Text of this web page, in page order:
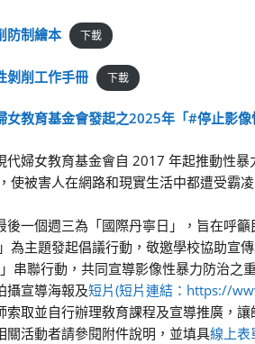
防制繪本 下載
剝削工作手冊 下載
女教育基金會發起之2025年「#停止影
代婦女教育基金會自 2017 年起推動性
使被害人在網路和現實生活中都遭受霸
後一個週三為「國際丹寧日」，旨在呼
為主題發起倡議行動，敬邀學校協助宣
串聯行動，共同宣導影像性暴力防治之
攝宣導海報及短片(短片連結：https://
索取並自行辦理敎育課程及宣導推廣，
關活動者請參閱附件說明，並填具線上表